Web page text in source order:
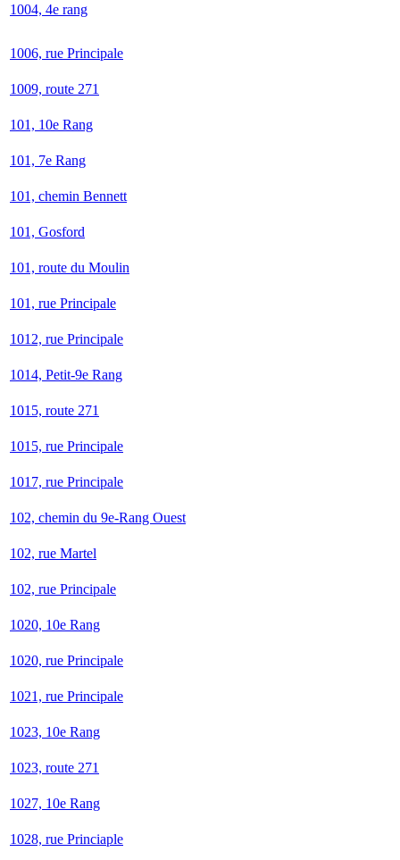
1004, 4e rang
1006, rue Principale
1009, route 271
101, 10e Rang
101, 7e Rang
101, chemin Bennett
101, Gosford
101, route du Moulin
101, rue Principale
1012, rue Principale
1014, Petit-9e Rang
1015, route 271
1015, rue Principale
1017, rue Principale
102, chemin du 9e-Rang Ouest
102, rue Martel
102, rue Principale
1020, 10e Rang
1020, rue Principale
1021, rue Principale
1023, 10e Rang
1023, route 271
1027, 10e Rang
1028, rue Princiaple